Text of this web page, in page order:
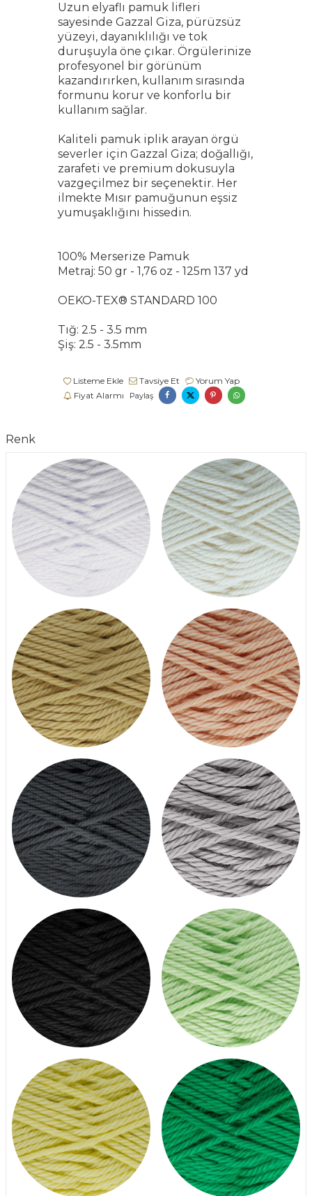
Uzun elyaflı pamuk lifleri
sayesinde Gazzal Giza, pürüzsüz
yüzeyi, dayanıklılığı ve tok
duruşuyla öne çıkar. Örgülerinize
profesyonel bir görünüm
kazandırırken, kullanım sırasında
formunu korur ve konforlu bir
kullanım sağlar.
Kaliteli pamuk iplik arayan örgü
severler için Gazzal Giza; doğallığı,
zarafeti ve premium dokusuyla
vazgeçilmez bir seçenektir. Her
ilmekte Mısır pamuğunun eşsiz
yumuşaklığını hissedin.
100% Merserize Pamuk
Metraj: 50 gr - 1,76 oz - 125m 137 yd
OEKO-TEX® STANDARD 100
Tığ: 2.5 - 3.5 mm
Şiş: 2.5 - 3.5mm
Listeme Ekle Tavsiye Et
Yorum Yap
Fiyat Alarmı
Paylaş
Renk